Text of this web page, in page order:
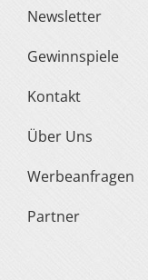
Newsletter
Gewinnspiele
Kontakt
Über Uns
Werbeanfragen
Partner